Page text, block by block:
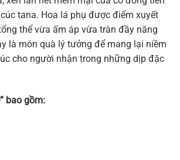
₫.là:
388.500 ₫.
tana. Hoa lá phụ được điểm xuyết
thể vừa ấm áp vừa tràn đầy năng
là món quà lý tưởng để mang lại niềm
cho người nhận trong những dịp đặc
bao gồm: